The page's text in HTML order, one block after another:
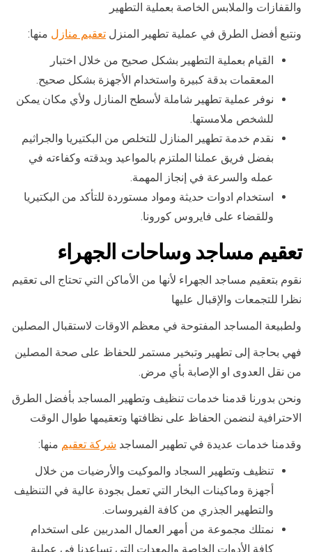
والقفازات والملابس الخاصة بعملية التطهير
ونتبع أفضل الطرق في عملية تطهير المنزل تعقيم منازل منها:
القيام بعملية التطهير بشكل صحيح من خلال اختبار
المعقمات بدقة كبيرة واستخدام الأجهزة بشكل صحيح.
نوفر عملية تطهير شاملة لأسطح المنازل ولأي مكان يمكن
للشخص ملامستها.
نقدم خدمة تطهير المنازل للتخلص من البكتيريا والجراثيم
بفضل فريق عملنا الملتزم بالمواعيد وبدقته وكفاءته في
عمله والسرعة في إنجاز المهمة.
استخدام ادوات حديثة ومواد مستوردة للتأكد من البكتيريا
وللقضاء على فايروس كورونا.
تعقيم مساجد وساحات الجهراء
نقوم بتعقيم مساجد الجهراء لأنها من الأماكن التي تحتاج الى تعقيم
نظرا للتجمعات والإقبال عليها
ولطبيعة المساجد المفتوحة في معظم الاوقات لاستقبال المصلين
فهي بحاجة إلى تطهير وتبخير مستمر للحفاظ على صحة المصلين
من نقل العدوى او الإصابة بأي مرض.
ونحن بدورنا قدمنا خدمات تنظيف وتطهير المساجد بأفضل الطرق
الاحترافية لنضمن الحفاظ على نظافتها وتعقيمها طوال الوقت
وقدمنا خدمات عديدة في تطهير المساجد شركة تعقيم منها:
تنظيف وتطهير السجاد والموكيت والأرضيات من خلال
أجهزة وماكينات البخار التي تعمل بجودة عالية في التنظيف
والتطهير الجذري من كافة الفيروسات.
نمتلك مجموعة من أمهر العمال المدربين على استخدام
كافة الأدوات الخاصة والمعدات التي تساعدنا في عملية